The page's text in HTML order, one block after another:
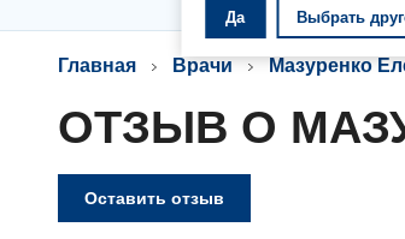
Да Выбрать
Главная Врачи Мазуренко
ОТЗЫВ О
Оставить отзыв